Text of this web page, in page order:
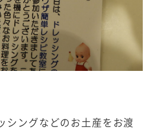
シングなどのお土産をお渡